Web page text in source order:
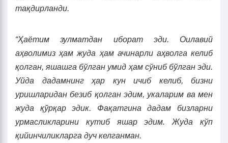
тақдирланди.
“Ҳаётим зулматдан иборат эди. Оилавий
аҳволимиз ҳам жуда ҳам ачинарли аҳволга келиб
қолган, яшашга бўлган умид ҳам сўниб бўлган эди.
Уйда дадамнинг ҳар кун ичиб келиб, бизни
уришларидан безиб қолган эдим, укаларим ва мен
жуда қўрқар эдик. Фақатгина дадам бизларни
урмасликларини кутиб яшар эдим. Жуда кўп
қийинчиликларга дуч келганман.